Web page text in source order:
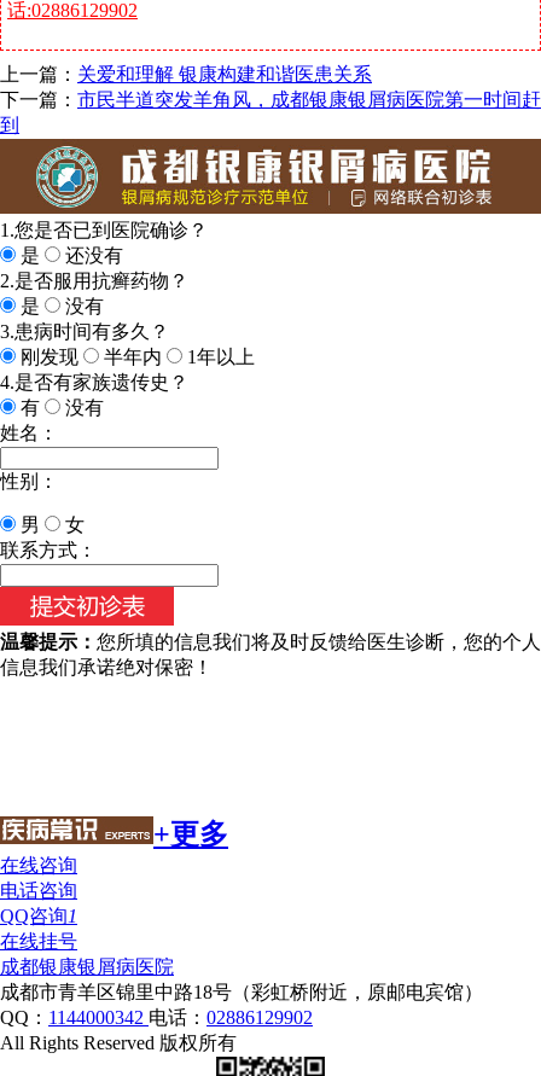
话:02886129902
上一篇： 关爱和理解 银康构建和谐医患关系
下一篇： 市民半道突发羊角风，成都银康银屑病医院第一时间赶
到
1.您是否已到医院确诊？
是
还没有
2.是否服用抗癣药物？
是
没有
3.患病时间有多久？
刚发现
半年内
1年以上
4.是否有家族遗传史？
有
没有
姓名：
性别：
男
女
联系方式：
温馨提示： 您所填的信息我们将及时反馈给医生诊断，您的个人
信息我们承诺绝对保密！
+更多
在线咨询
电话咨询
QQ咨询1
在线挂号
成都银康银屑病医院
成都市青羊区锦里中路18号（彩虹桥附近，原邮电宾馆）
QQ： 1144000342 电话： 02886129902
All Rights Reserved 版权所有